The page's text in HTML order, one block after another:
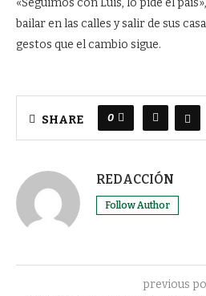
«Seguimos con Luis, lo pide el
bailar en las calles y salir de sus
gestos que el cambio sigue.
SHARE 0
REDACCIÓN
Follow Author
previous